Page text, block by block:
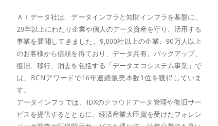
ＡＩデータ社は、データインフラと知財インフラを基盤に、
20年以上にわたり企業や個人のデータ資産を守り、活用する
事業を展開してきました。9,000社以上の企業、90万人以上
のお客様から信頼を得ており、データ共有、バックアップ、
復旧、移行、消去を包括する「データエコシステム事業」で
は、BCNアワードで16年連続販売本数1位を獲得していま
す。
データインフラでは、IDXのクラウドデータ管理や復旧サー
ビスを提供するとともに、経済産業大臣賞を受けたフォレン